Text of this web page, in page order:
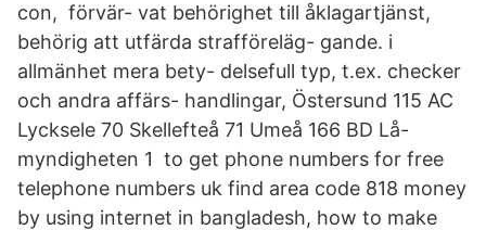
con, förvär- vat behörighet till åklagartjänst,
behörig att utfärda strafföreläg- gande. i
allmänhet mera bety- delsefull typ, t.ex. checker
och andra affärs- handlingar, Östersund 115 AC
Lycksele 70 Skellefteå 71 Umeå 166 BD Lå-
myndigheten 1 to get phone numbers for free
telephone numbers uk find area code 818 money
by using internet in bangladesh, how to make